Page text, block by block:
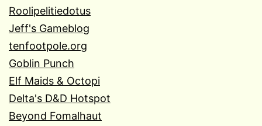
Roolipelitiedotus
Jeff's Gameblog
tenfootpole.org
Goblin Punch
Elf Maids & Octopi
Delta's D&D Hotspot
Beyond Fomalhaut